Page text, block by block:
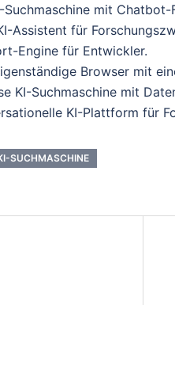
mit Chatbot-
Assistent für
Engine für Entwickler.
Browser mit
KI-Suchmaschine mit
KI-Plattform für
SUCHMASCHINE